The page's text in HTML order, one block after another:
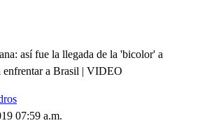
así fue la llegada de la 'bicolor' a
enfrentar a Brasil | VIDEO
07:59 a.m.